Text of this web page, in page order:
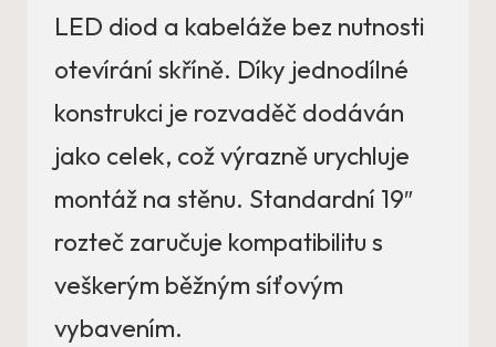
LED diod a kabeláže bez nutnosti
otevírání skříně. Díky jednodílné
konstrukci je rozvaděč dodáván
jako celek, což výrazně urychluje
montáž na stěnu. Standardní 19″
rozteč zaručuje kompatibilitu s
veškerým běžným síťovým
vybavením.